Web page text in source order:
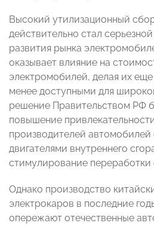
Высокий утилизационный
действительно стал
развития рынка
оказывает влияние на
электромобилей, делая их
менее доступными для
решение Правительством РФ
повышение
производителей
двигателями внутреннего
стимулирование
Однако производство
электрокаров в последние
опережают отечественные